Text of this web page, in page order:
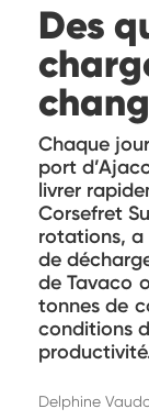
Des
Chaque
port
livrer
Corsefret
rotations, a
de
de Tavaco
tonnes de
conditions
Delphine